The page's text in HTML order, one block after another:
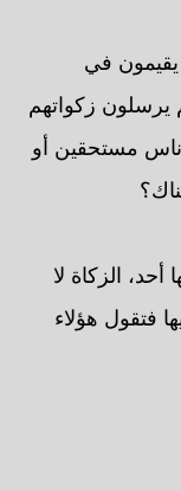
يقيمون في
يرسلون زكواتهم
ناس مستحقين أو
الزكاة لا
فتقول هؤلاء